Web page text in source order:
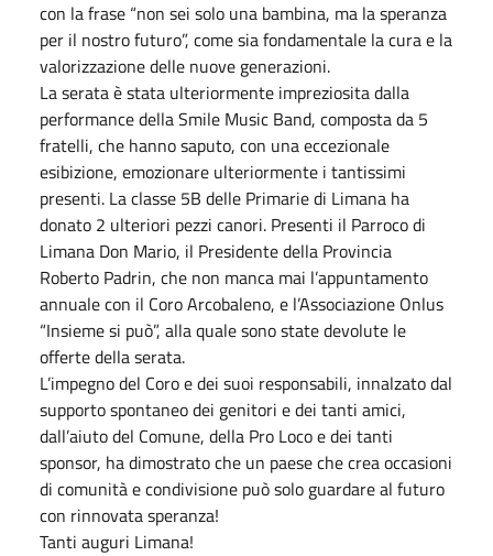
con la frase “non sei solo una bambina, ma la speranza
per il nostro futuro”, come sia fondamentale la cura e la
valorizzazione delle nuove generazioni.
La serata è stata ulteriormente impreziosita dalla
performance della Smile Music Band, composta da 5
fratelli, che hanno saputo, con una eccezionale
esibizione, emozionare ulteriormente i tantissimi
presenti. La classe 5B delle Primarie di Limana ha
donato 2 ulteriori pezzi canori. Presenti il Parroco di
Limana Don Mario, il Presidente della Provincia
Roberto Padrin, che non manca mai l’appuntamento
annuale con il Coro Arcobaleno, e l’Associazione Onlus
“Insieme si può”, alla quale sono state devolute le
offerte della serata.
L’impegno del Coro e dei suoi responsabili, innalzato dal
supporto spontaneo dei genitori e dei tanti amici,
dall’aiuto del Comune, della Pro Loco e dei tanti
sponsor, ha dimostrato che un paese che crea occasioni
di comunità e condivisione può solo guardare al futuro
con rinnovata speranza!
Tanti auguri Limana!